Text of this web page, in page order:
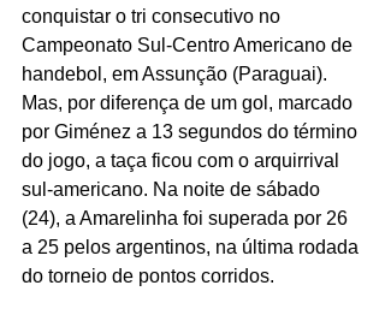
conquistar o tri consecutivo no
Campeonato Sul-Centro Americano de
handebol, em Assunção (Paraguai).
Mas, por diferença de um gol, marcado
por Giménez a 13 segundos do término
do jogo, a taça ficou com o arquirrival
sul-americano. Na noite de sábado
(24), a Amarelinha foi superada por 26
a 25 pelos argentinos, na última rodada
do torneio de pontos corridos.